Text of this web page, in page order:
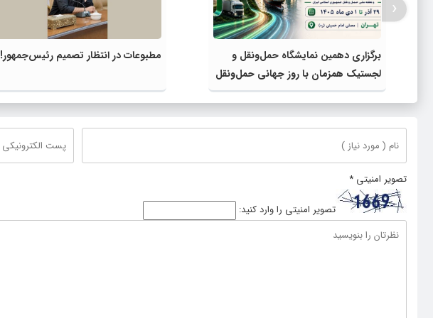
برگزاری دهمین نمایشگاه حمل‌ونقل و
لجستیک همزمان با روز جهانی حمل‌ونقل
پایدار سازمان ملل متحد
مطبوعات در انتظار تصمیم رئیس‌جمهور!
‹
تصویر امنیتی *
تصویر امنیتی را وارد کنید: